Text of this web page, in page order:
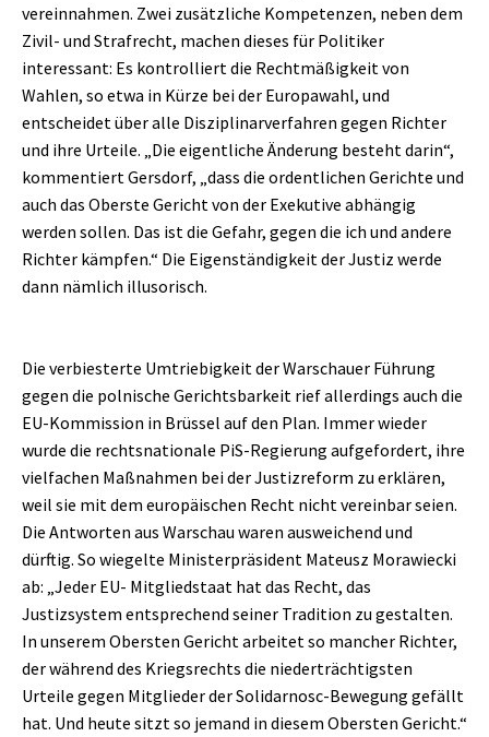
vereinnahmen. Zwei zusätzliche Kompetenzen, neben dem
Zivil- und Strafrecht, machen dieses für Politiker
interessant: Es kontrolliert die Rechtmäßigkeit von
Wahlen, so etwa in Kürze bei der Europawahl, und
entscheidet über alle Disziplinarverfahren gegen Richter
und ihre Urteile. „Die eigentliche Änderung besteht darin“,
kommentiert Gersdorf, „dass die ordentlichen Gerichte und
auch das Oberste Gericht von der Exekutive abhängig
werden sollen. Das ist die Gefahr, gegen die ich und andere
Richter kämpfen.“ Die Eigenständigkeit der Justiz werde
dann nämlich illusorisch.
Die verbiesterte Umtriebigkeit der Warschauer Führung
gegen die polnische Gerichtsbarkeit rief allerdings auch die
EU-Kommission in Brüssel auf den Plan. Immer wieder
wurde die rechtsnationale PiS-Regierung aufgefordert, ihre
vielfachen Maßnahmen bei der Justizreform zu erklären,
weil sie mit dem europäischen Recht nicht vereinbar seien.
Die Antworten aus Warschau waren ausweichend und
dürftig. So wiegelte Ministerpräsident Mateusz Morawiecki
ab: „Jeder EU- Mitgliedstaat hat das Recht, das
Justizsystem entsprechend seiner Tradition zu gestalten.
In unserem Obersten Gericht arbeitet so mancher Richter,
der während des Kriegsrechts die niederträchtigsten
Urteile gegen Mitglieder der Solidarnosc-Bewegung gefällt
hat. Und heute sitzt so jemand in diesem Obersten Gericht.“